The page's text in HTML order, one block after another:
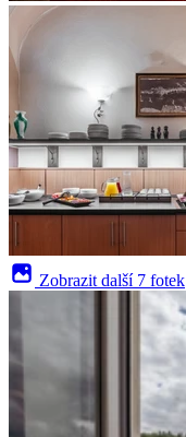
Zobrazit další 7 fotek